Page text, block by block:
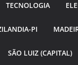
TECNOLOGIA
PI
SÃO LUIZ (CAPITAL)